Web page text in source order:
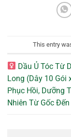
This entry
Dầu Ủ Tóc Từ
Long (Dây 10 Gói
Phục Hồi, Dưỡng
Nhiên Từ Gốc